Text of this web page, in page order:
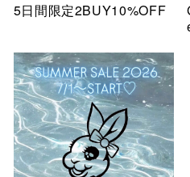
5日間限定2BUY10%OFF